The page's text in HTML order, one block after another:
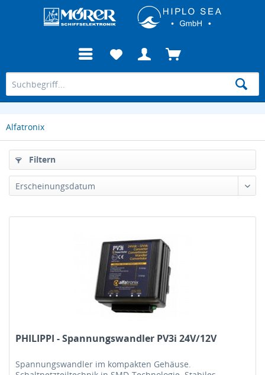
Alfatronix
Filtern
PHILIPPI - Spannungswandler PV3i 24V/12V
Spannungswandler im kompakten Gehäuse.